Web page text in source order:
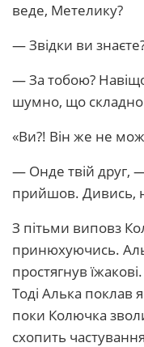
веде, Метелику?
— Звідки ви
— За тобою?
шумно, що складно
«Ви?! Він же не
— Онде твій друг,
прийшов. Дивись,
З пітьми виповз
принюхуючись.
простягнув
Тоді Алька поклав
поки Колючка
схопить